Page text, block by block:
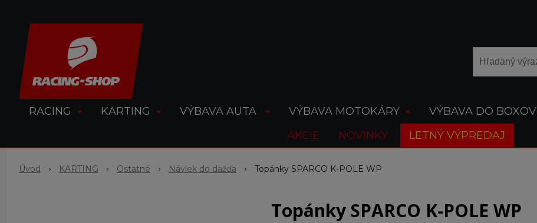
RACING KARTING VÝBAVA AUTA VÝBAVA MOTOKÁRY VÝBAVA DO BOXOV
AKCIE
NOVINKY LETNÝ VÝPREDAJ
Úvod KARTING Ostatné Návlek do dažďa Topánky SPARCO K-POLE WP
Topánky SPARCO K-POLE WP